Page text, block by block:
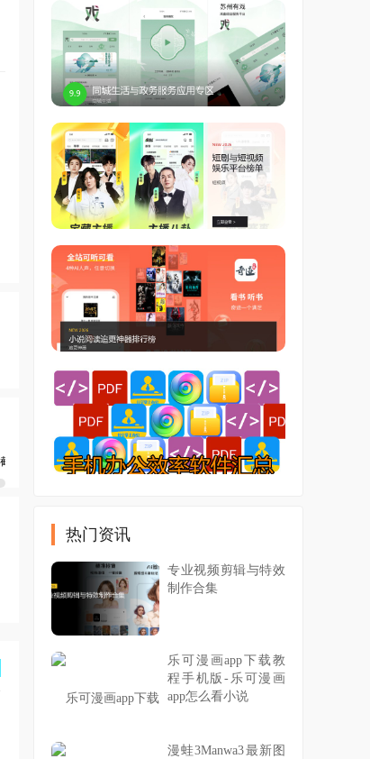
热门资讯
专业视频剪辑与特效
制作合集
乐可漫画app下载教
程手机版-乐可漫画
app怎么看小说
漫蛙3Manwa3最新图